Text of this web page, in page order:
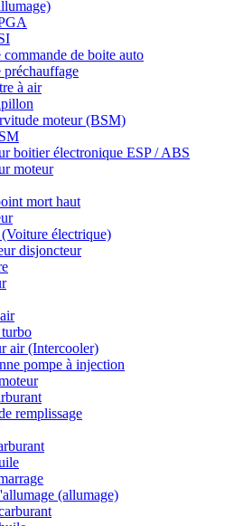
de boite auto
à air
moteur (BSM)
boitier électronique ESP / ABS
moteur
mort haut
électrique)
disjoncteur
air (Intercooler)
pompe à injection
remplissage
(allumage)